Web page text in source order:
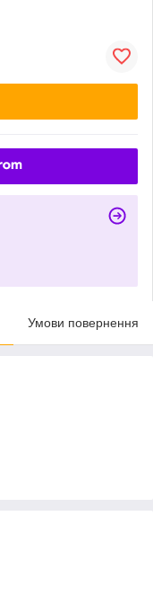
Умови повернення